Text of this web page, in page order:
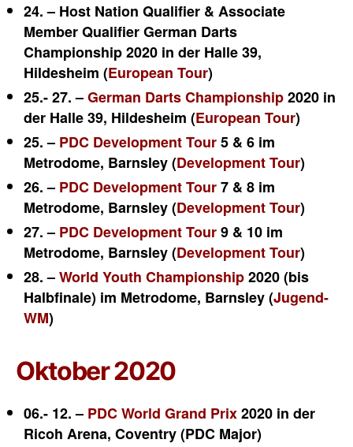
24. – Host Nation Qualifier & Associate
Member Qualifier German Darts
Championship 2020 in der Halle 39,
Hildesheim (European Tour)
25.- 27. –German Darts Championship2020 in
der Halle 39, Hildesheim (European Tour)
25. – PDC Development Tour5 & 6 im
Metrodome, Barnsley (Development Tour)
26. – PDC Development Tour7 & 8 im
Metrodome, Barnsley (Development Tour)
27. – PDC Development Tour9 & 10 im
Metrodome, Barnsley (Development Tour)
28. –World Youth Championship2020 (bis
Halbfinale) im Metrodome, Barnsley (Jugend-
WM)
Oktober 2020
06.- 12. – PDC World Grand Prix2020 in der
Ricoh Arena, Coventry (PDC Major)